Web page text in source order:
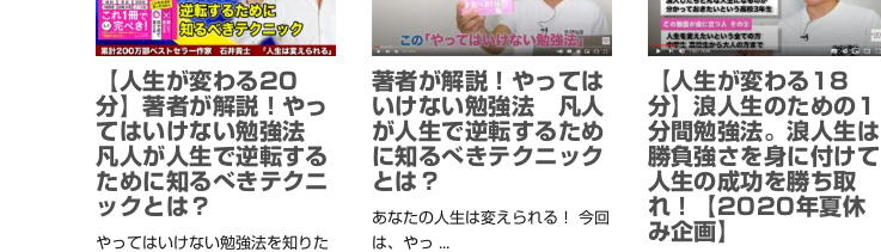
【人生が変わる20
分】著者が解説！やっ
てはいけない勉強法
凡人が人生で逆転する
ために知るべきテクニ
ックとは？
やってはいけない勉強法を知りた
著者が解説！やっては
いけない勉強法 凡人
が人生で逆転するため
に知るべきテクニック
とは？
あなたの人生は変えられる！ 今回
は、やっ ...
【人生が変わる18
分】浪人生のための1
分間勉強法。浪人生は
勝負強さを身に付けて
人生の成功を勝ち取
れ！【2020年夏休
み企画】